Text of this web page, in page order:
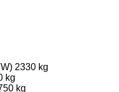
2330 kg
kg
kg